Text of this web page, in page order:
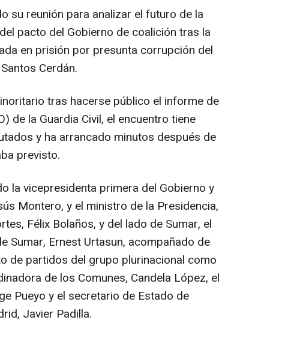
su reunión para analizar el futuro de la
pacto del Gobierno de coalición tras la
en prisión por presunta corrupción del
Cerdán.
tras hacerse público el informe de
de la Guardia Civil, el encuentro tiene
y ha arrancado minutos después de
previsto.
la vicepresidenta primera del Gobierno y
Montero, y el ministro de la Presidencia,
Félix Bolaños, y del lado de Sumar, el
Sumar, Ernest Urtasun, acompañado de
de partidos del grupo plurinacional como
de los Comunes, Candela López, el
Pueyo y el secretario de Estado de
Javier Padilla.